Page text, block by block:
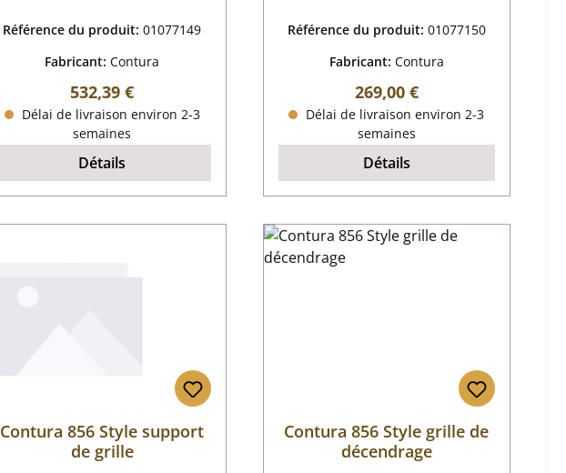
Référence du produit:01077149
Fabricant:Contura
Prix régulier :
532,39 €
Délai de livraison environ 2-3
semaines
Détails
Référence du produit: 01077150
Fabricant: Contura
Prix régulier :
269,00 €
Délai de livraison environ 2-3
semaines
Détails
Contura 856 Style support
de grille
Contura 856 Style grille de
décendrage